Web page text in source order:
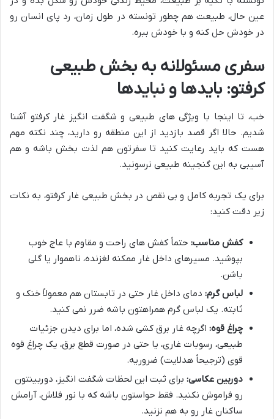
عین حال، طبیعت هم چطور تونسته در طول زمان، رد پای انسان رو
در خودش حل کنه و با خودش ببره.
سفری مسئولانه به بخش طبیعی
کرفتو: بایدها و نبایدها
خب، تا اینجا با ویژگی های طبیعی و شگفت انگیز غار کرفتو آشنا
شدیم. حالا اگر قصد بازدید از این منطقه رو دارید، چند نکته مهم
هست که باید رعایت کنید تا سفرتون هم لذت بخش باشه و هم
آسیبی به این گنجینه طبیعی نرسونید.
برای یک تجربه کامل و بی نقص در بخش طبیعی غار کرفتو، به نکات
زیر دقت کنید:
کفش مناسب: حتماً کفش های راحت و مقاوم با عاج خوب
بپوشید. مسیرهای داخل غار ممکنه لغزنده، ناهموار یا گلی
باشن.
لباس گرم: دمای داخل غار حتی در تابستان هم معمولاً خنک و
ثابته. یک لباس گرم همراهتون باشه ضرر نمی کنید.
چراغ قوه: اگرچه غار برق کشی شده، اما برای دیدن جزئیات
طبیعی، رسوبات غاری، یا حتی در صورت قطع برق، یک چراغ قوه
قوی (ترجیحاً هدلایت) ضروریه.
دوربین عکاسی: برای ثبت این لحظات شگفت انگیز، دوربینتون
رو فراموش نکنید. فقط حواستون باشه که با نور فلاش، آرامش
ساکنان غار رو به هم نزنید.